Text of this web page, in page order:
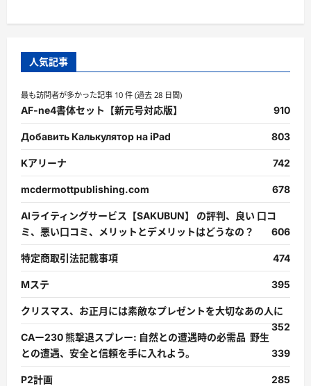
人気記事
最も訪問者が多かった記事 10 件 (過去 28 日間)
AF-ne4書体セット【新元号対応版】 910
Добавить Калькулятор на iPad 803
Kアリーナ 742
mcdermottpublishing.com 678
AIライティングサービス【SAKUBUN】 の評判、良い 口コ
ミ、悪い口コミ、メリットとデメリットはどうなの？
606
特定商取引法記載事項 474
Mステ 395
クリスマス、お正月には素敵なプレゼントを大切なあの人に
352
CAー230 熊撃退スプレー: 自然との遭遇時の必需品 野生
との遭遇、安全と信頼を手に入れよう。
339
P2計画 285